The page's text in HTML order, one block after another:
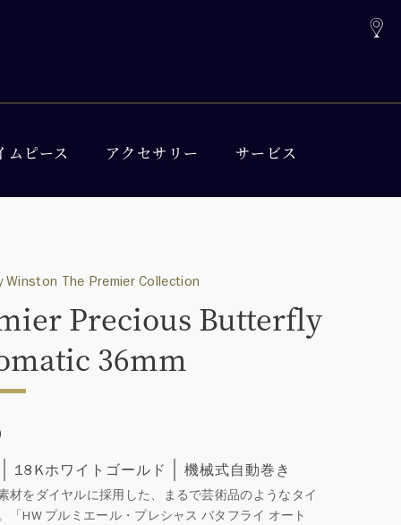
ムピース アクセサリー サービス
Winston The Premier Collection
Precious Butterfly
36mm
18Kホワイトゴールド 機械式自動巻き
材をダイヤルに採用した、まるで芸術品のようなタイ
「HW プルミエール・プレシャス バタフライ オート